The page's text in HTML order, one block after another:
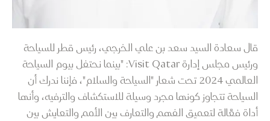
قال سعادة السيد سعد بن علي الخرجي، رئيس قطر للسياحة
ورئيس مجلس إدارة Visit Qatar: "بينما نحتفل بيوم السياحة
العالمي 2024 تحت شعار "السياحة والسلام"، فإننا ندرك أن
السياحة تتجاوز كونها مجرد وسيلة للاستكشاف والترفيه، وأنها
أداة فعَّالة لتعميق الفهم والتعارف بين الأمم والتعايش بين